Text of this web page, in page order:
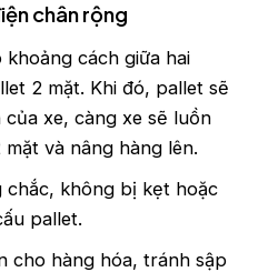
chân rộng
cách giữa hai
2 mặt. Khi đó, pallet sẽ
của xe, càng xe sẽ luồn
và nâng hàng lên.
chắc, không bị kẹt hoặc
pallet.
cho hàng hóa, tránh sập